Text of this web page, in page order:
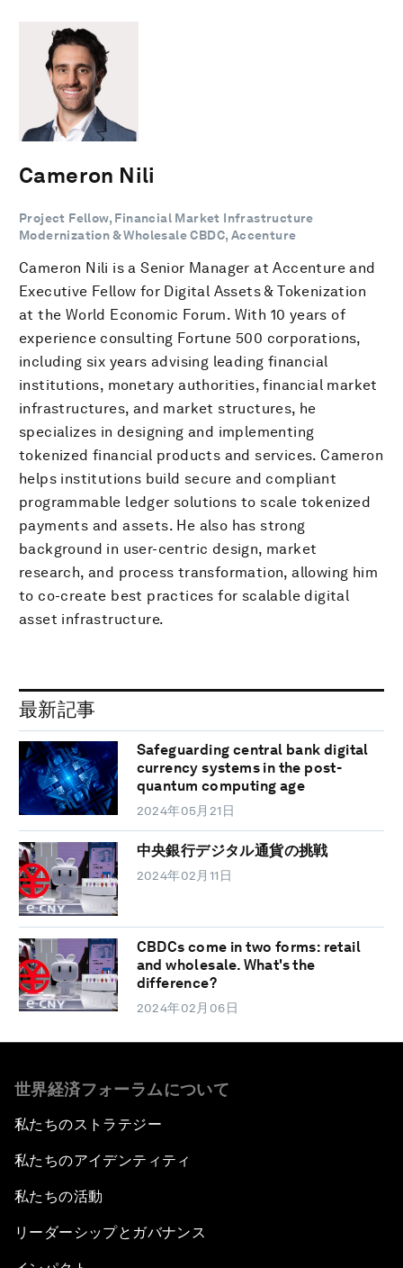
Cameron Nili
Project Fellow, Financial Market Infrastructure
Modernization & Wholesale CBDC, Accenture
Cameron Nili is a Senior Manager at Accenture and
Executive Fellow for Digital Assets & Tokenization
at the World Economic Forum. With 10 years of
experience consulting Fortune 500 corporations,
including six years advising leading financial
institutions, monetary authorities, financial market
infrastructures, and market structures, he
specializes in designing and implementing
tokenized financial products and services. Cameron
helps institutions build secure and compliant
programmable ledger solutions to scale tokenized
payments and assets. He also has strong
background in user-centric design, market
research, and process transformation, allowing him
to co-create best practices for scalable digital
asset infrastructure.
最新記事
Safeguarding central bank digital
currency systems in the post-
quantum computing age
2024年05月21日
中央銀行デジタル通貨の挑戦
2024年02月11日
CBDCs come in two forms: retail
and wholesale. What's the
difference?
2024年02月06日
世界経済フォーラムについて
私たちのストラテジー
私たちのアイデンティティ
私たちの活動
リーダーシップとガバナンス